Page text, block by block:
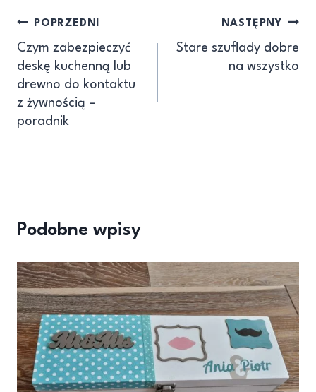
POPRZEDNI
Czym zabezpieczyć
deskę kuchenną lub
drewno do kontaktu
z żywnością –
poradnik
NASTĘPNY
Stare szuflady dobre
na wszystko
Podobne wpisy